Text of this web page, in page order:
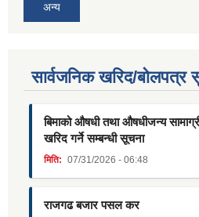
अन्य
सार्वजनिक खरिद/बोलपत्र
बिमाको औषधी तथा औषधीजन्य
खरिद गर्ने सम्बन्धी सूचना
मिति: 07/31/2026 - 06:48
राजगढ बजार पसल कर